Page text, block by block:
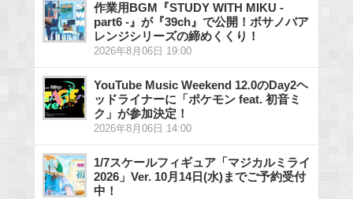
作業用BGM『STUDY WITH MIKU -
part6 -』が『39ch』で公開！ボサノバア
レンジシリーズの締めくくり！
2026年8月06日 19:00
YouTube Music Weekend 12.0のDay2ヘ
ッドライナーに「ポケモン feat. 初音ミ
ク」が参加決定！
2026年8月06日 14:00
1/7スケールフィギュア「マジカルミライ
2026」Ver. 10月14日(水)までご予約受付
中！